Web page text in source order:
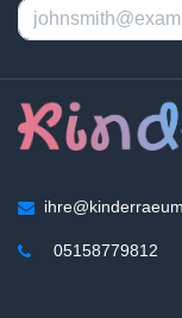
05158779812